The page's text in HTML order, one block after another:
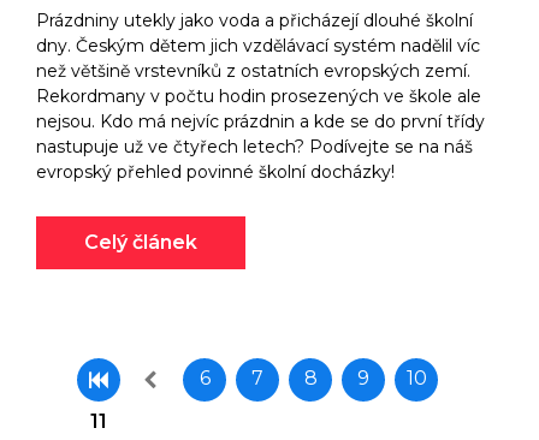
Prázdniny utekly jako voda a přicházejí dlouhé školní
dny. Českým dětem jich vzdělávací systém nadělil víc
než většině vrstevníků z ostatních evropských zemí.
Rekordmany v počtu hodin prosezených ve škole ale
nejsou. Kdo má nejvíc prázdnin a kde se do první třídy
nastupuje už ve čtyřech letech? Podívejte se na náš
evropský přehled povinné školní docházky!
Celý článek
6 7 8 9
10
11